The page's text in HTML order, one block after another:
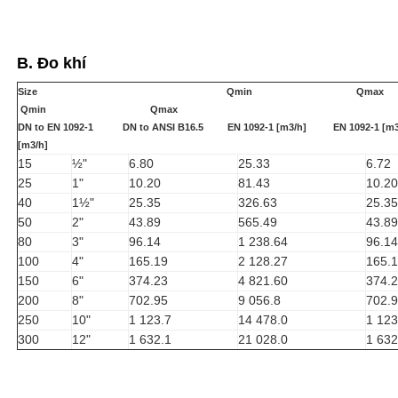
B. Đo khí
Size Qmin Qm
Qmin Qmax
DN to EN 1092-1 DN to ANSI B16.5 EN 1092-1 [m3/h] EN 1092-1 [m
[m3/h]
15 ½" 6.80 25.33
6.72
25
1" 10.20 81.43
10.20
40
1½" 25.35 326.63
25.35
50
2" 43.89 565.49
43.89
80
3" 96.14 1 238.64
96.14
100
4" 165.19 2 128.27
150
6" 374.23 4 821.60
200
8" 702.95 9 056.8
250
10" 1 123.7 14 478.0
1
300
12" 1 632.1 21 028.0 1